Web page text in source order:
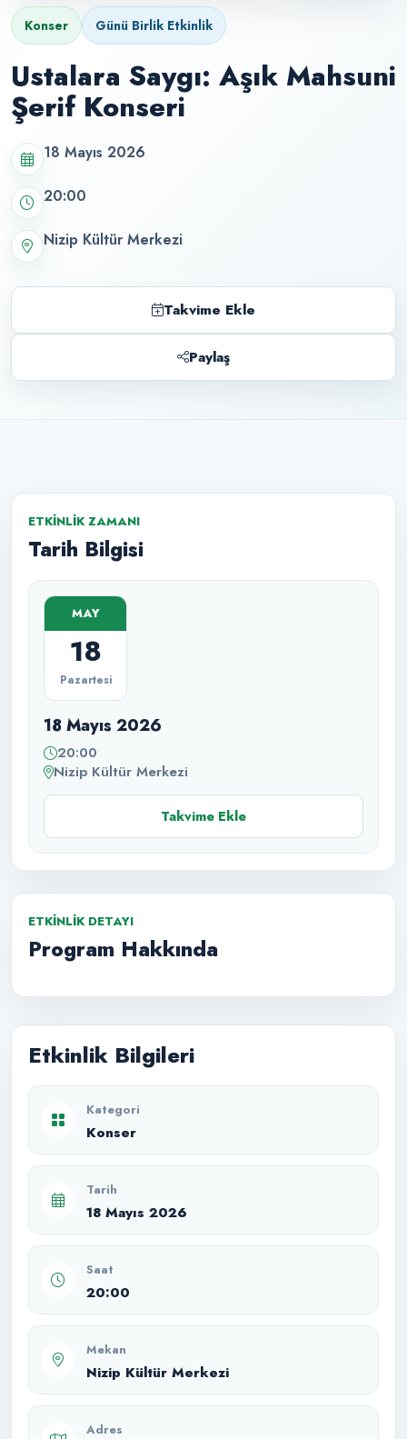
Konser Günü Birlik Etkinlik
Ustalara Saygı: Aşık Mahsuni
Şerif Konseri
18 Mayıs 2026
20:00
Nizip Kültür Merkezi
Takvime Ekle
Paylaş
ETKINLIK ZAMANI
Tarih Bilgisi
MAY
18
Pazartesi
18 Mayıs 2026
20:00
Nizip Kültür Merkezi
Takvime Ekle
ETKINLIK DETAYI
Program Hakkında
Etkinlik Bilgileri
Kategori
Konser
Tarih
18 Mayıs 2026
Saat
20:00
Mekan
Nizip Kültür Merkezi
Adres